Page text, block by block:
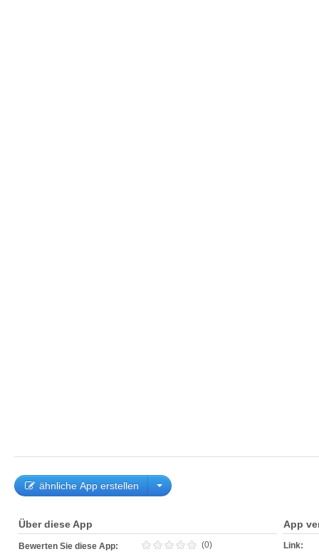
ähnliche App erstellen
Über diese App
Bewerten Sie diese App: (0)
App
Link: